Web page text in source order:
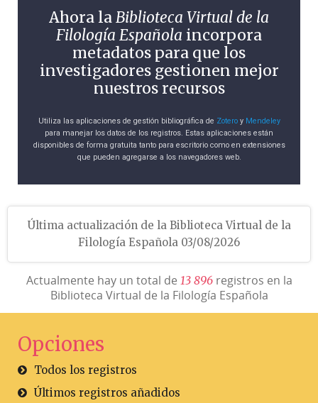
Ahora laBiblioteca Virtual de la
Filología Española incorpora
metadatos para que los
investigadores gestionen mejor
nuestros recursos
Utiliza las aplicaciones de gestión bibliográfica de Zoteroy Mendeley
para manejar los datos de los registros. Estas aplicaciones están
disponibles de forma gratuita tanto para escritorio como en extensiones
que pueden agregarse a los navegadores web.
Última actualización de la Biblioteca Virtual de la
Filología Española 03/08/2026
Actualmente hay un total de 13 896registros en la
Biblioteca Virtual de la Filología Española
Opciones
Todos los registros
Últimos registros añadidos